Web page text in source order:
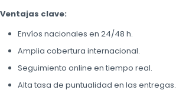
Ventajas clave:
Envíos nacionales en 24/48 h.
Amplia cobertura internacional.
Seguimiento online en tiempo real.
Alta tasa de puntualidad en las entregas.